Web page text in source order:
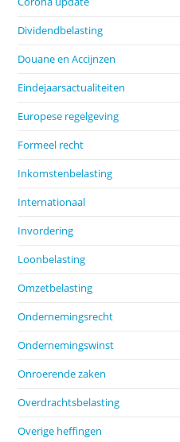
Dividendbelasting
Douane en Accijnzen
Eindejaarsactualiteiten
Europese regelgeving
Formeel recht
Inkomstenbelasting
Internationaal
Invordering
Loonbelasting
Omzetbelasting
Ondernemingsrecht
Ondernemingswinst
Onroerende zaken
Overdrachtsbelasting
Overige heffingen